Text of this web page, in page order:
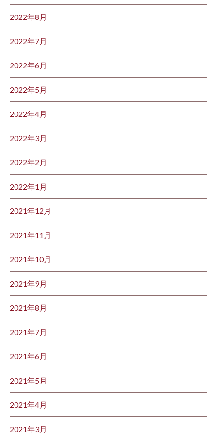
2022年8月
2022年7月
2022年6月
2022年5月
2022年4月
2022年3月
2022年2月
2022年1月
2021年12月
2021年11月
2021年10月
2021年9月
2021年8月
2021年7月
2021年6月
2021年5月
2021年4月
2021年3月